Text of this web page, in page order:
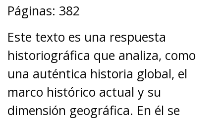
Páginas: 382
Este texto es una respuesta
historiográfica que analiza, como
una auténtica historia global, el
marco histórico actual y su
dimensión geográfica. En él se